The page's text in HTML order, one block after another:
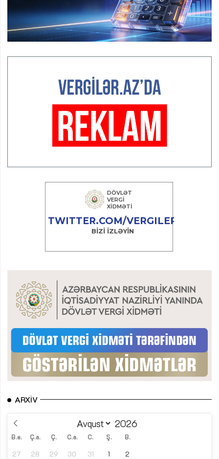
ARXIV
B.e. Ç.a. Ç. C.a. C. Ş. B.
27 28 29 30 31 1 2